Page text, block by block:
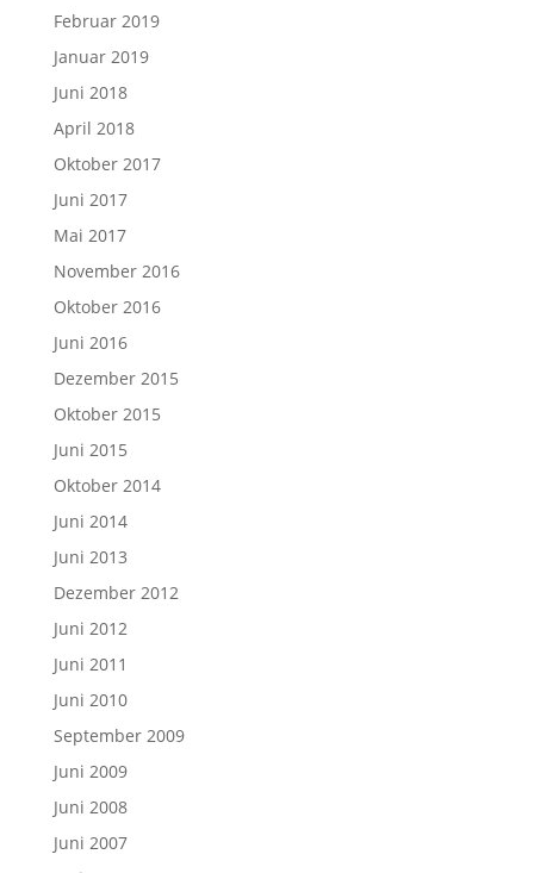
Februar 2019
Januar 2019
Juni 2018
April 2018
Oktober 2017
Juni 2017
Mai 2017
November 2016
Oktober 2016
Juni 2016
Dezember 2015
Oktober 2015
Juni 2015
Oktober 2014
Juni 2014
Juni 2013
Dezember 2012
Juni 2012
Juni 2011
Juni 2010
September 2009
Juni 2009
Juni 2008
Juni 2007